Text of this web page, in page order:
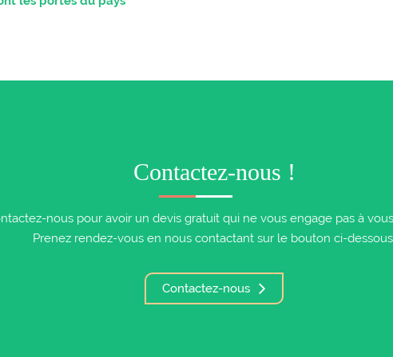
Contactez-nous !
nous pour avoir un devis gratuit qui ne vous engage pas à
Prenez rendez-vous en nous contactant sur le bouton ci-
Contactez-nous